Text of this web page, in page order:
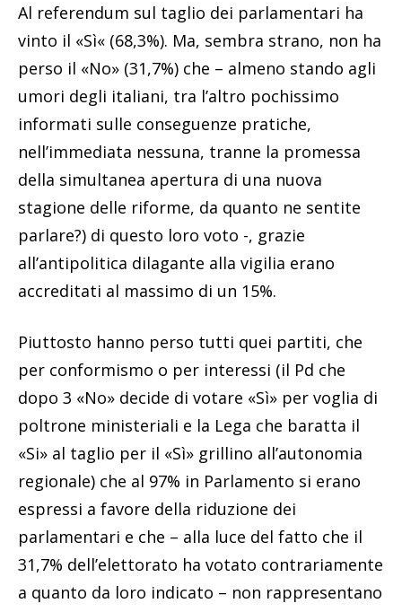
Al referendum sul taglio dei parlamentari ha
vinto il «Sì« (68,3%). Ma, sembra strano, non ha
perso il «No» (31,7%) che – almeno stando agli
umori degli italiani, tra l’altro pochissimo
informati sulle conseguenze pratiche,
nell’immediata nessuna, tranne la promessa
della simultanea apertura di una nuova
stagione delle riforme, da quanto ne sentite
parlare?) di questo loro voto -, grazie
all’antipolitica dilagante alla vigilia erano
accreditati al massimo di un 15%.
Piuttosto hanno perso tutti quei partiti, che
per conformismo o per interessi (il Pd che
dopo 3 «No» decide di votare «Sì» per voglia di
poltrone ministeriali e la Lega che baratta il
«Si» al taglio per il «Sì» grillino all’autonomia
regionale) che al 97% in Parlamento si erano
espressi a favore della riduzione dei
parlamentari e che – alla luce del fatto che il
31,7% dell’elettorato ha votato contrariamente
a quanto da loro indicato – non rappresentano